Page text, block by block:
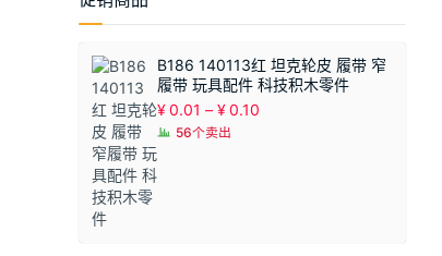
B186 140113红 坦克轮皮 履带 窄
履带 玩具配件 科技积木零件
¥0.01 – ¥0.10
56个卖出